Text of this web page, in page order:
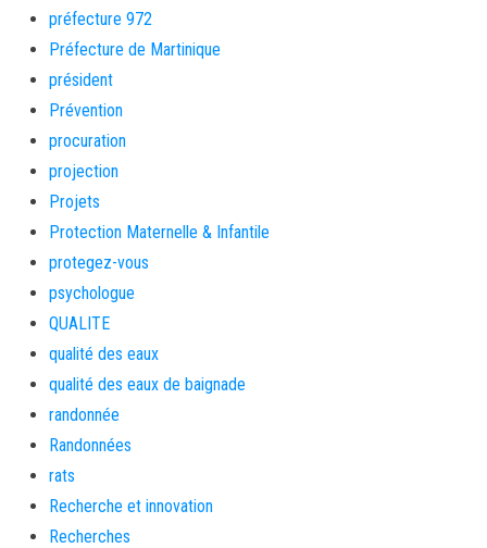
préfecture 972
Préfecture de Martinique
président
Prévention
procuration
projection
Projets
Protection Maternelle & Infantile
protegez-vous
psychologue
QUALITE
qualité des eaux
qualité des eaux de baignade
randonnée
Randonnées
rats
Recherche et innovation
Recherches